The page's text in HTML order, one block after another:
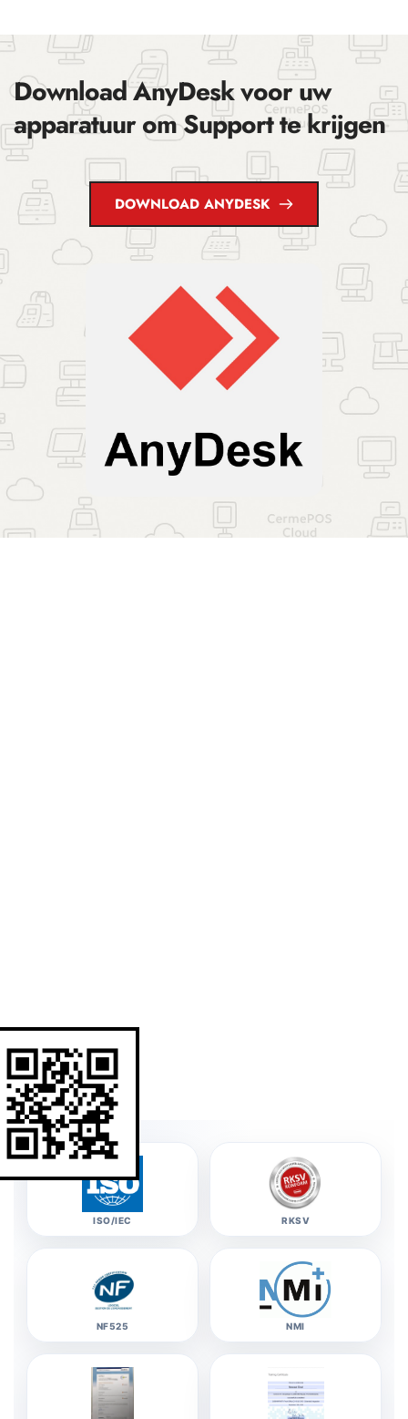
Download AnyDesk voor uw
apparatuur om Support te krijgen
DOWNLOAD ANYDESK